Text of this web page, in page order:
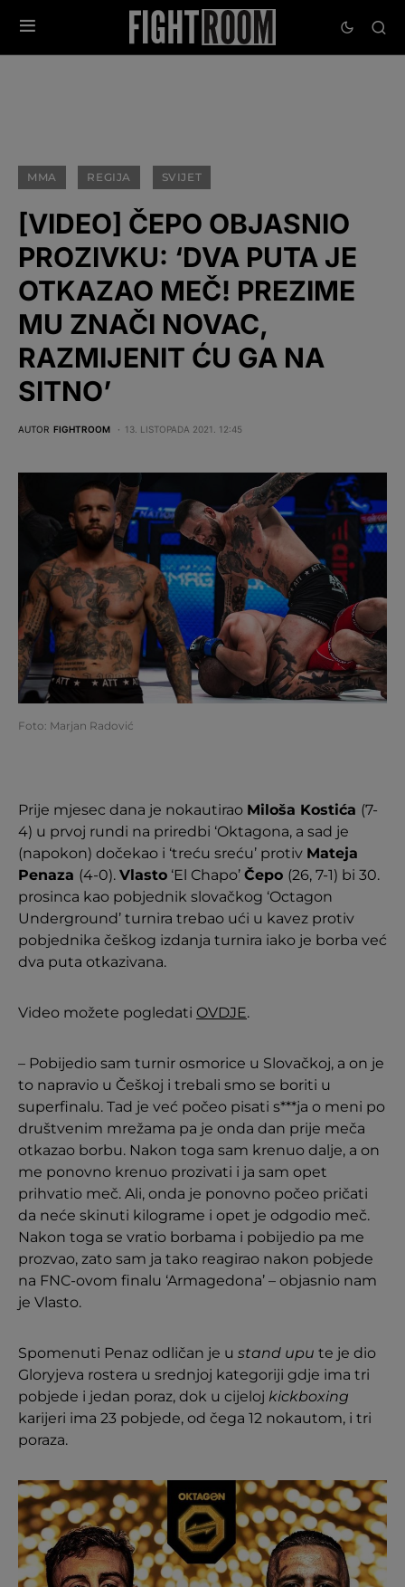
MMA REGIJA SVIJET
[VIDEO] ČEPO OBJASNIO
PROZIVKU: ‘DVA PUTA JE
OTKAZAO MEČ! PREZIME
MU ZNAČI NOVAC,
RAZMIJENIT ĆU GA NA
SITNO’
AUTOR FIGHTROOM 13. LISTOPADA 2021. 12:45
Foto: Marjan Radović
Prije mjesec dana je nokautirao Miloša Kostića (7-
4) u prvoj rundi na priredbi ‘Oktagona, a sad je
(napokon) dočekao i ‘treću sreću’ protiv Mateja
Penaza (4-0). Vlasto ‘El Chapo’ Čepo (26, 7-1) bi 30.
prosinca kao pobjednik slovačkog ‘Octagon
Underground’ turnira trebao ući u kavez protiv
pobjednika češkog izdanja turnira iako je borba već
dva puta otkazivana.
Video možete pogledati OVDJE.
– Pobijedio sam turnir osmorice u Slovačkoj, a on je
to napravio u Češkoj i trebali smo se boriti u
superfinalu. Tad je već počeo pisati s***ja o meni po
društvenim mrežama pa je onda dan prije meča
otkazao borbu. Nakon toga sam krenuo dalje, a on
me ponovno krenuo prozivati i ja sam opet
prihvatio meč. Ali, onda je ponovno počeo pričati
da neće skinuti kilograme i opet je odgodio meč.
Nakon toga se vratio borbama i pobijedio pa me
prozvao, zato sam ja tako reagirao nakon pobjede
na FNC-ovom finalu ‘Armagedona’ – objasnio nam
je Vlasto.
Spomenuti Penaz odličan je u stand upu te je dio
Gloryjeva rostera u srednjoj kategoriji gdje ima tri
pobjede i jedan poraz, dok u cijeloj kickboxing
karijeri ima 23 pobjede, od čega 12 nokautom, i tri
poraza.